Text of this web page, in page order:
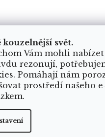
kouzelnější svět.
Vám mohli
rezonují,
Pomáhají nám
prostředí našeho